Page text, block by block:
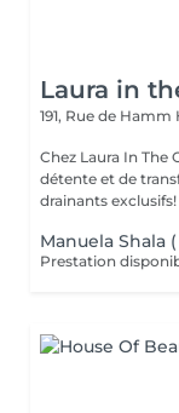
Laura in
191, Rue de Hamm
Chez Laura In
détente et de
Manuela Shala